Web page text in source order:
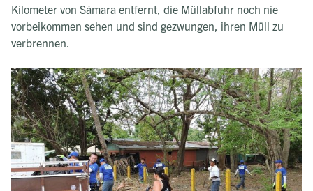
Kilometer von Sámara entfernt, die Müllabfuhr noch nie
vorbeikommen sehen und sind gezwungen, ihren Müll zu
verbrennen.